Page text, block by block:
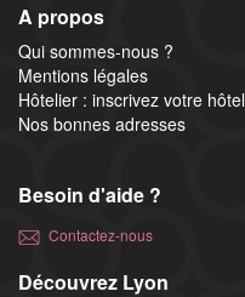
A propos
Qui sommes-nous ?
Mentions légales
Hôtelier : inscrivez votre hôtel
Nos bonnes adresses
Besoin d'aide ?
Contactez-nous
Découvrez Lyon